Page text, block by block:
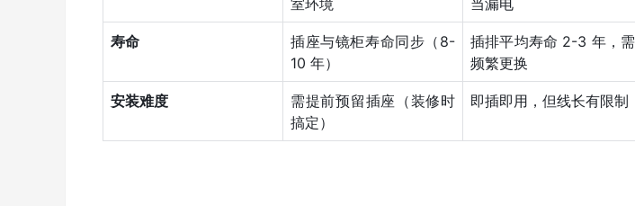
室环境
当漏电
寿命
插座与镜柜寿命同步（8-
10 年）
插排平均寿命 2-3 年，需
频繁更换
安装难度
需提前预留插座（装修时
搞定）
即插即用，但线长有限制